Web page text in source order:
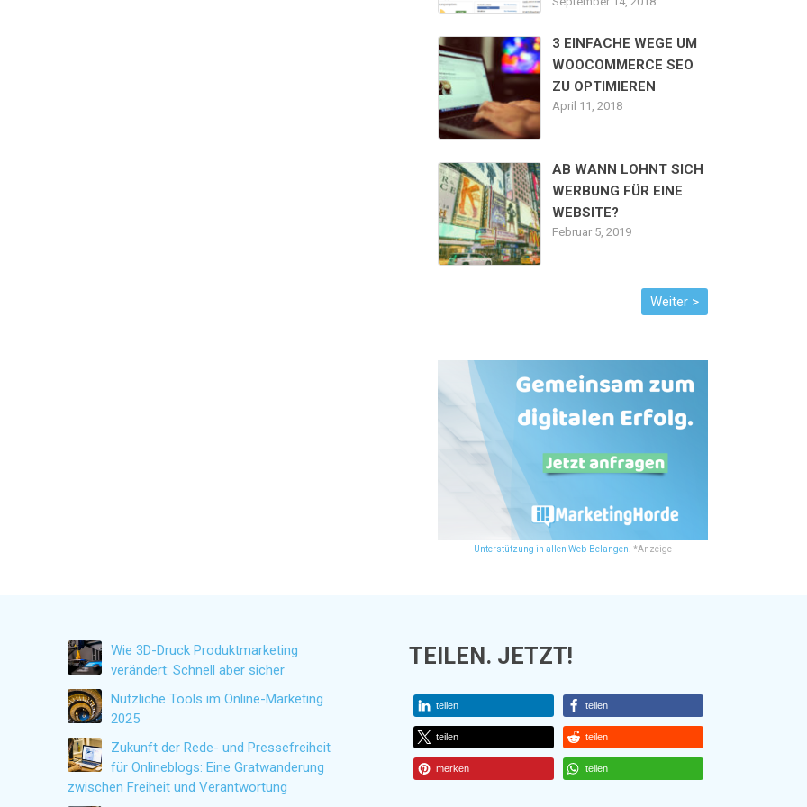
3 EINFACHE WEGE UM
WOOCOMMERCE SEO
ZU OPTIMIEREN
April 11, 2018
AB WANN LOHNT SICH
WERBUNG FÜR EINE
WEBSITE?
Februar 5, 2019
Unterstützung in allen Web-Belangen. *Anzeige
Wie 3D-Druck Produktmarketing
verändert: Schnell aber sicher
Nützliche Tools im Online-Marketing
2025
Zukunft der Rede- und Pressefreiheit
für Onlineblogs: Eine Gratwanderung
zwischen Freiheit und Verantwortung
TEILEN. JETZT!
teilen teilen
teilen teilen
merken teilen